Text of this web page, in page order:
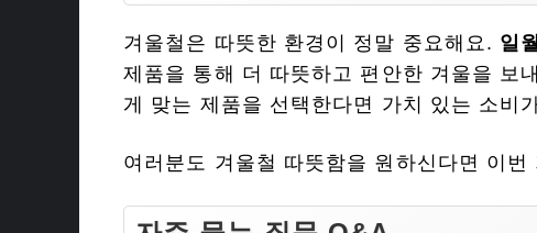
겨울철은 따뜻한 환경이 정말 중요해요. 일
제품을 통해 더 따뜻하고 편안한 겨울을 보
게 맞는 제품을 선택한다면 가치 있는 소비
여러분도 겨울철 따뜻함을 원하신다면 이